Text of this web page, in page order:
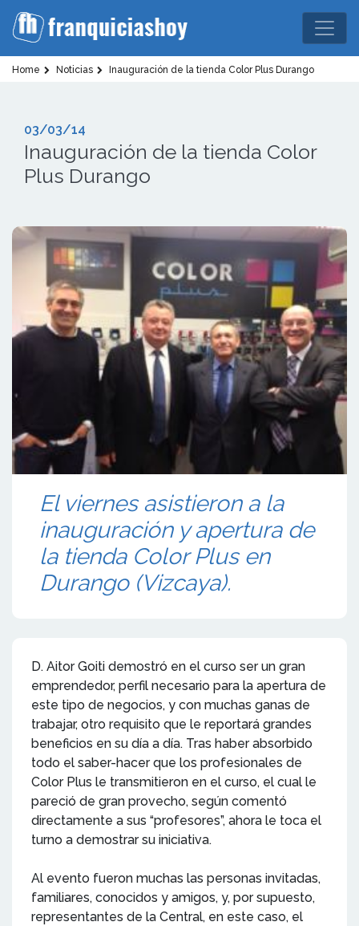
Home Noticias Inauguración de la tienda Color Plus Durango
03/03/14
Inauguración de la tienda Color
Plus Durango
El viernes asistieron a la
inauguración y apertura de
la tienda Color Plus en
Durango (Vizcaya).
D. Aitor Goiti demostró en el curso ser un gran
emprendedor, perfil necesario para la apertura de
este tipo de negocios, y con muchas ganas de
trabajar, otro requisito que le reportará grandes
beneficios en su día a día. Tras haber absorbido
todo el saber-hacer que los profesionales de
Color Plus le transmitieron en el curso, el cual le
pareció de gran provecho, según comentó
directamente a sus “profesores”, ahora le toca el
turno a demostrar su iniciativa.
Al evento fueron muchas las personas invitadas,
familiares, conocidos y amigos, y, por supuesto,
representantes de la Central, en este caso, el